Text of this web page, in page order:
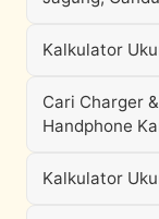
Kalkulator
Cari Charger
Handphone
Kalkulator